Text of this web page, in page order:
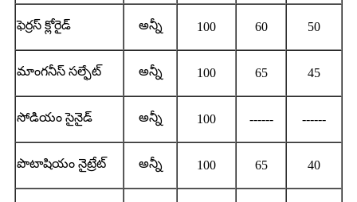
ఫెర్రస్ క్లోరైడ్ అన్నీ 100 60 50
మాంగనీస్ సల్ఫేట్ అన్నీ 100 65 45
సోడియం సైనైడ్ అన్నీ 100 ------ ------
పొటాషియం నైట్రేట్ అన్నీ 100 65 40